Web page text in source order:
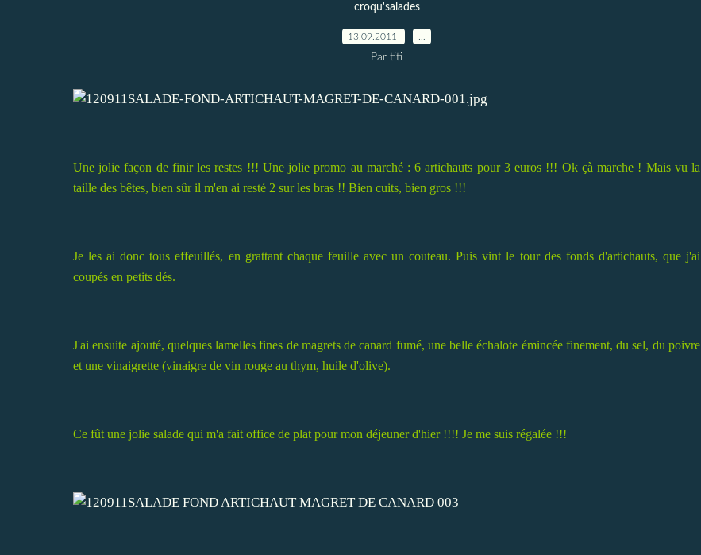
croqu'salades
13.09.2011
Par titi
Une jolie façon de finir les restes !!! Une jolie promo au marché : 6 artichauts pour 3 euros !!! Ok çà marche ! Mais vu la
taille des bêtes, bien sûr il m'en ai resté 2 sur les bras !! Bien cuits, bien gros !!!
Je les ai donc tous effeuillés, en grattant chaque feuille avec un couteau. Puis vint le tour des fonds d'artichauts, que j'ai
coupés en petits dés.
J'ai ensuite ajouté, quelques lamelles fines de magrets de canard fumé, une belle échalote émincée finement, du sel, du poivre
et une vinaigrette (vinaigre de vin rouge au thym, huile d'olive).
Ce fût une jolie salade qui m'a fait office de plat pour mon déjeuner d'hier !!!! Je me suis régalée !!!